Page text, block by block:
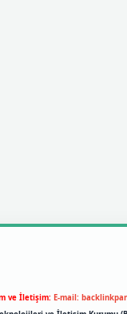
ve İletişim: E-mail: